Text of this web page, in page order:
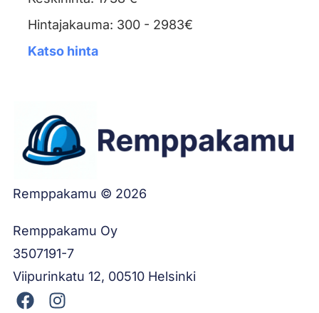
Hintajakauma: 300 - 2983€
Katso hinta
Remppakamu © 2026
Remppakamu Oy
3507191-7
Viipurinkatu 12, 00510 Helsinki